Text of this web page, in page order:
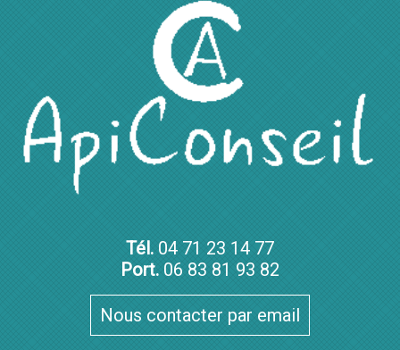
Tél.04 71 23 14 77
Port.06 83 81 93 82
Nous contacter par email